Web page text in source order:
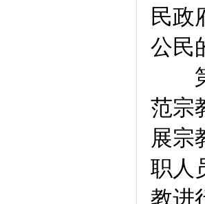
民政
公民
第
范宗
展宗
职人
教进